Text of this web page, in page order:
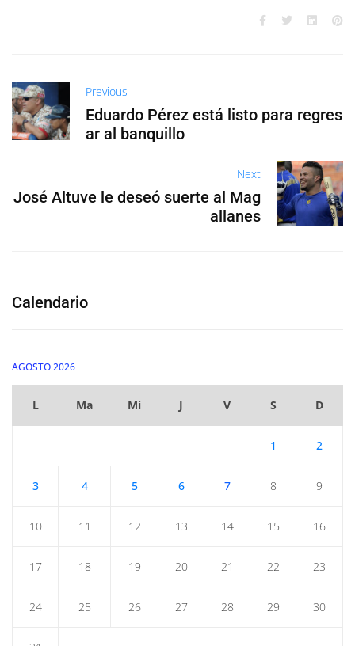
Previous
Eduardo Pérez está listo para regres
ar al banquillo
Next
José Altuve le deseó suerte al Mag
allanes
Calendario
AGOSTO 2026
L Ma Mi J V S D
1 2
3 4 5 6 7 8 9
10 11 12 13 14 15 16
17 18 19 20 21 22 23
24 25 26 27 28 29 30